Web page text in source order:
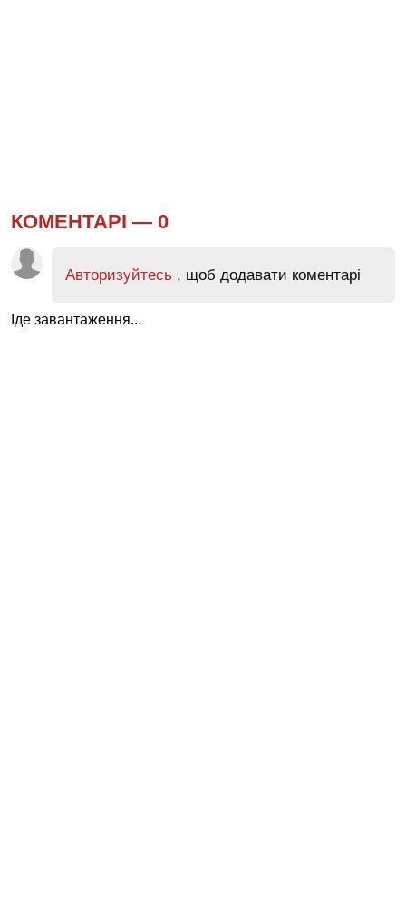
КОМЕНТАРІ — 0
Авторизуйтесь , щоб додавати коментарі
Іде завантаження...